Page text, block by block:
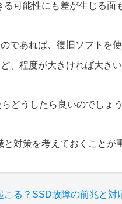
可能性にも差が生じる面
であれば、復旧ソフトを
、程度が大きければ大き
どうしたら良いのでしょ
対策を考えておくことが
こる？SSD故障の前兆と対